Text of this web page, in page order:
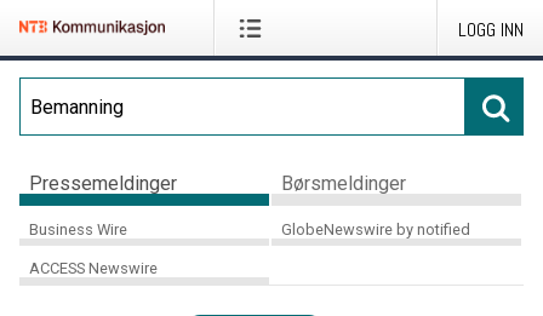
LOGG INN
Pressemeldinger Børsmeldinger
Business Wire GlobeNewswire by notified
ACCESS Newswire